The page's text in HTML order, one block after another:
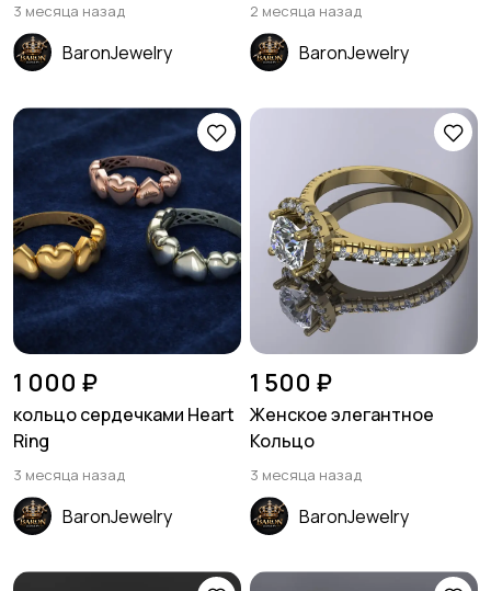
3 месяца назад
BaronJewelry
2 месяца назад
BaronJewelry
1 000 ₽
кольцо сердечками Heart
Ring
3 месяца назад
BaronJewelry
1 500 ₽
Женское элегантное
Кольцо
3 месяца назад
BaronJewelry